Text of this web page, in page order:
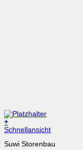
+
Schnellansicht
Suwi Storenbau